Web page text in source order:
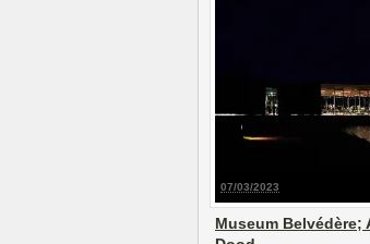
07/03/2023
Museum Belvédère;